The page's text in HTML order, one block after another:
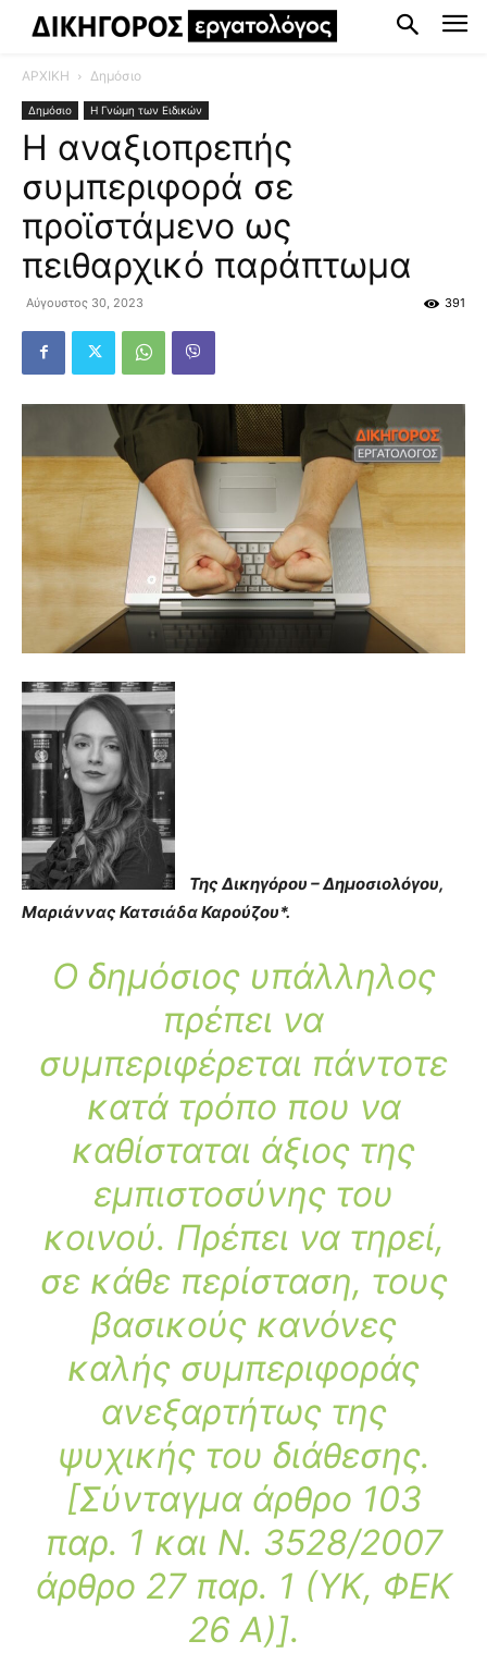
ΑΡΧΙΚΗ Δημόσιο
Δημόσιο Η Γνώμη των Ειδικών
Η αναξιοπρεπής
συμπεριφορά σε
προϊστάμενο ως
πειθαρχικό παράπτωμα
Αύγουστος 30, 2023 391
Της Δικηγόρου – Δημοσιολόγου,
Μαριάννας Κατσιάδα Καρούζου*.
Ο δημόσιος υπάλληλος
πρέπει να
συμπεριφέρεται πάντοτε
κατά τρόπο που να
καθίσταται άξιος της
εμπιστοσύνης του
κοινού. Πρέπει να τηρεί,
σε κάθε περίσταση, τους
βασικούς κανόνες
καλής συμπεριφοράς
ανεξαρτήτως της
ψυχικής του διάθεσης.
[Σύνταγμα άρθρο 103
παρ. 1 και Ν. 3528/2007
άρθρο 27 παρ. 1 (YΚ, ΦΕΚ
26 A)].